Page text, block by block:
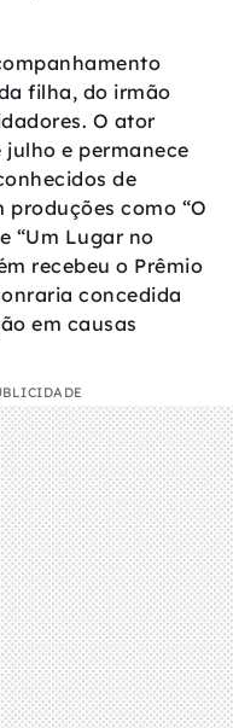
filha, do irmão
O ator
e permanece
de
como “O
“Um Lugar no
recebeu o Prêmio
concedida
em causas